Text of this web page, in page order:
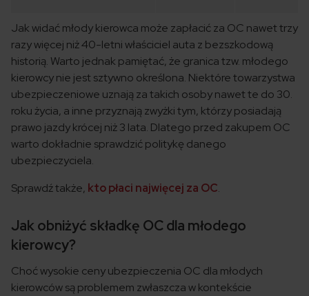
Jak widać młody kierowca może zapłacić za OC nawet trzy
razy więcej niż 40-letni właściciel auta z bezszkodową
historią. Warto jednak pamiętać, że granica tzw. młodego
kierowcy nie jest sztywno określona. Niektóre towarzystwa
ubezpieczeniowe uznają za takich osoby nawet te do 30.
roku życia, a inne przyznają zwyżki tym, którzy posiadają
prawo jazdy krócej niż 3 lata. Dlatego przed zakupem OC
warto dokładnie sprawdzić politykę danego
ubezpieczyciela.
Sprawdź także, kto płaci najwięcej za OC.
Jak obniżyć składkę OC dla młodego
kierowcy?
Choć wysokie ceny ubezpieczenia OC dla młodych
kierowców są problemem zwłaszcza w kontekście